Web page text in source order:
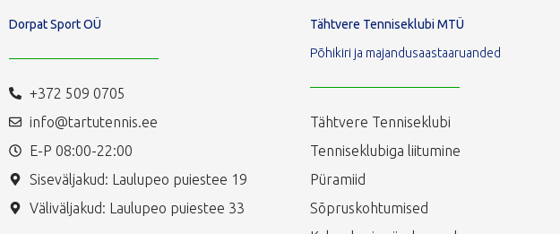
Dorpat Sport OÜ
+372 509 0705
info@tartutennis.ee
E-P 08:00-22:00
Siseväljakud: Laulupeo puiestee 19
Väliväljakud: Laulupeo puiestee 33
Tähtvere Tenniseklubi MTÜ
Põhikiri ja majandusaastaaruanded
Tähtvere Tenniseklubi
Tenniseklubiga liitumine
Püramiid
Sõpruskohtumised